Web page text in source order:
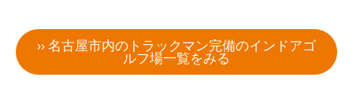
›› 名古屋市内のトラックマン完備のインドアゴ
ルフ場一覧をみる